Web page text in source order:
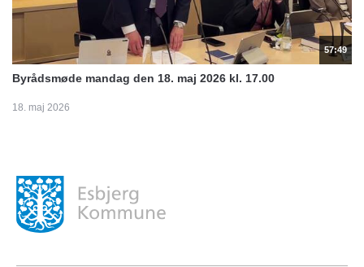
57:49
Byrådsmøde mandag den 18. maj 2026 kl. 17.00
18. maj 2026